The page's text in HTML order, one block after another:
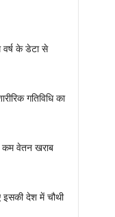
वर्ष के डेटा से
गतिविधि का
कम वेतन खराब
इसकी देश में चौथी